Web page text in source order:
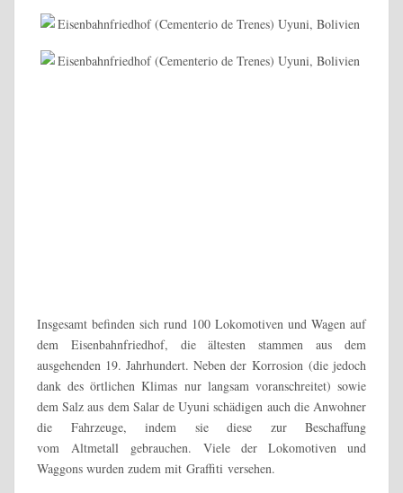
Für uns Touristen ist der Eisenbahnfriedhof jedoch ein
Abenteuerspielplatz, denn die Loks und Waggons können alle
bestiegen werden. Aber Vorsicht: Durch den Rost haben sich
schon einige Löcher in das Metall gefressen.
Nachdem ich Lokführer gespielt hatte, nahm ich auf der